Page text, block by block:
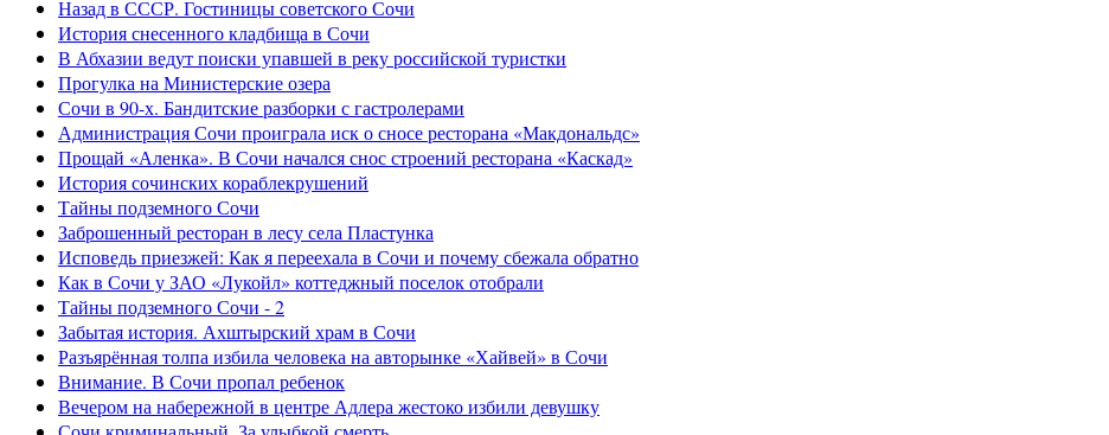
Назад в СССР. Гостиницы советского Сочи
История снесенного кладбища в Сочи
В Абхазии ведут поиски упавшей в реку российской туристки
Прогулка на Министерские озера
Сочи в 90-х. Бандитские разборки с гастролерами
Администрация Сочи проиграла иск о сносе ресторана «Макдональдс»
Прощай «Аленка». В Сочи начался снос строений ресторана «Каскад»
История сочинских кораблекрушений
Тайны подземного Сочи
Заброшенный ресторан в лесу села Пластунка
Исповедь приезжей: Как я переехала в Сочи и почему сбежала обратно
Как в Сочи у ЗАО «Лукойл» коттеджный поселок отобрали
Тайны подземного Сочи - 2
Забытая история. Ахштырский храм в Сочи
Разъярённая толпа избила человека на авторынке «Хайвей» в Сочи
Внимание. В Сочи пропал ребенок
Вечером на набережной в центре Адлера жестоко избили девушку